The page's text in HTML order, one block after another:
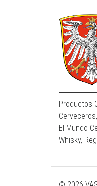
Productos
El Mundo
Whisky,